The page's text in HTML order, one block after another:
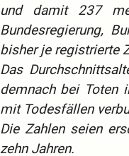
und damit 237
Bundesregierung,
bisher je registrierte
Das
demnach bei Toten
mit Todesfällen
Die Zahlen seien
zehn Jahren.